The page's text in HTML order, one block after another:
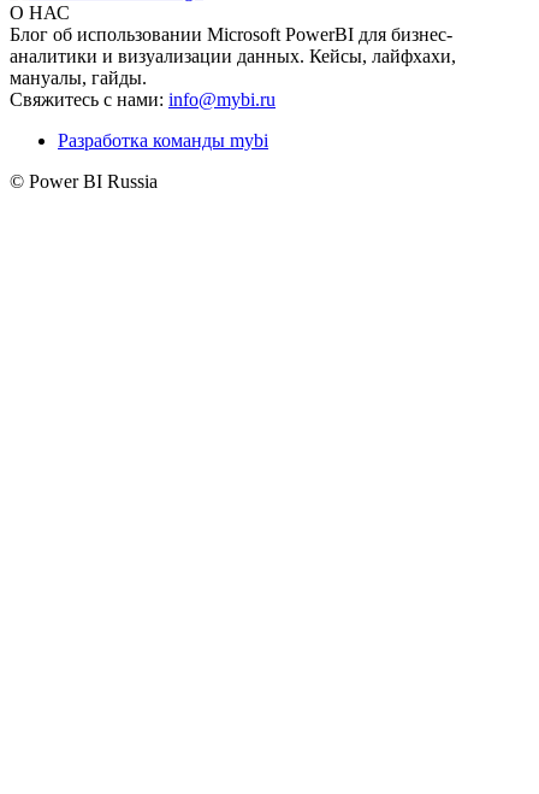
О НАС
Блог об использовании Microsoft PowerBI для бизнес-
аналитики и визуализации данных. Кейсы, лайфхахи,
мануалы, гайды.
Свяжитесь с нами: info@mybi.ru
Разработка команды mybi
© Power BI Russia